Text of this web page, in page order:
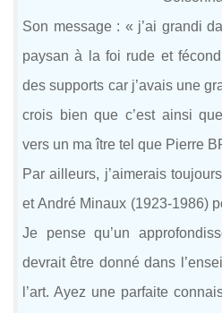
Son message : « j’ai grandi
paysan à la foi rude et
des supports car j’avais une
crois bien que c’est ainsi
vers un ma ître tel que Pierre
Par ailleurs, j’aimerais
et André Minaux (1923-1986)
Je pense qu’un
devrait être donné dans
l’art. Ayez une parfaite